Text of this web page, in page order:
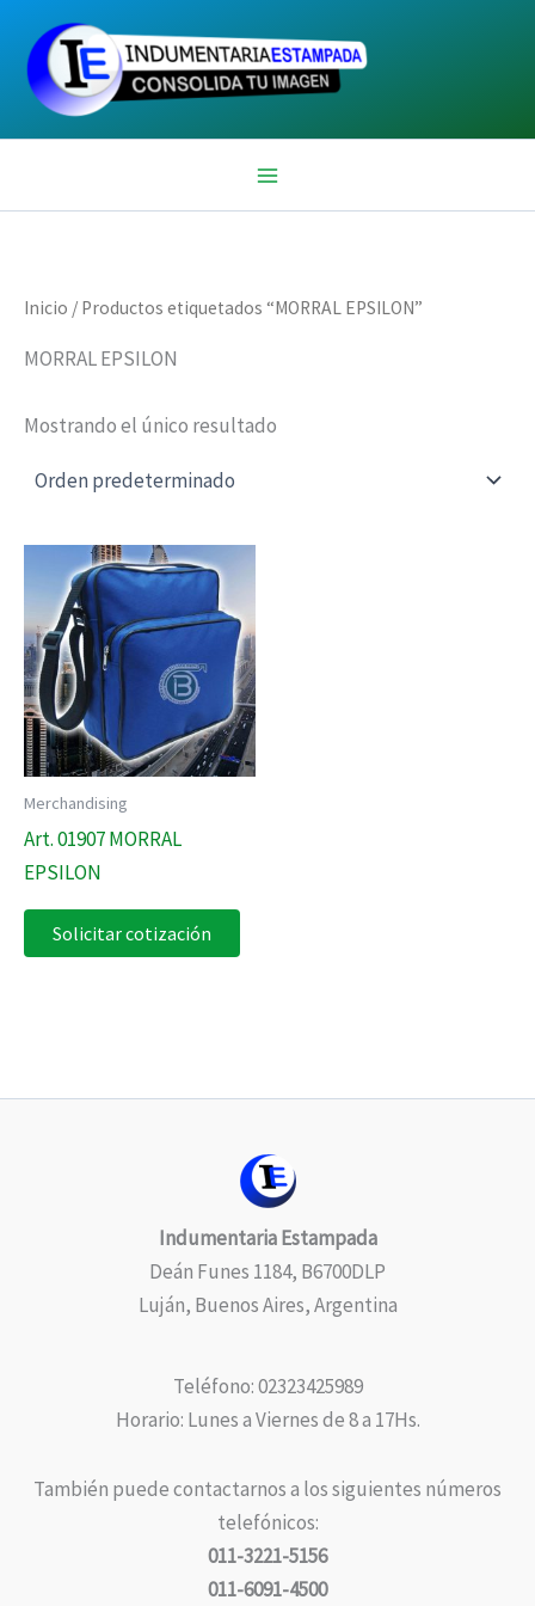
contenido
Inicio / Productos etiquetados “MORRAL EPSILON”
MORRAL EPSILON
Mostrando el único resultado
Merchandising
Art. 01907 MORRAL
EPSILON
Solicitar cotización
Indumentaria Estampada
Deán Funes 1184, B6700DLP
Luján, Buenos Aires, Argentina
Teléfono: 02323425989
Horario: Lunes a Viernes de 8 a 17Hs.
También puede contactarnos a los siguientes números
telefónicos:
011-3221-5156
011-6091-4500